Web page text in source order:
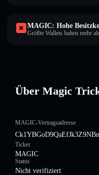
MAGIC: Hohe
Größte Wallets halten mehr
Über Magic
MAGIC-Vertragsadresse
Ticker
MAGIC
Status
Nicht verifiziert